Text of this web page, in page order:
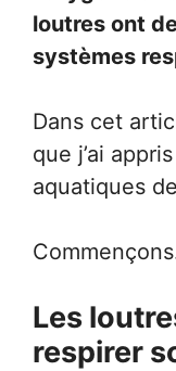
loutres ont
systèmes
Dans cet
que j’ai
aquatiques
Les
respirer